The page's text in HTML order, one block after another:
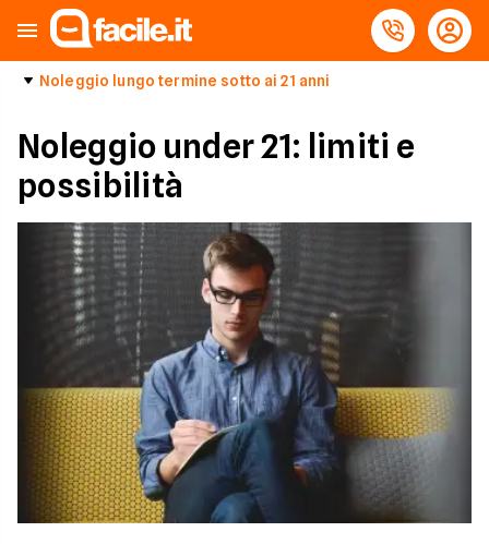
Noleggio lungo termine sotto ai 21 anni
Noleggio under 21: limiti e
possibilità